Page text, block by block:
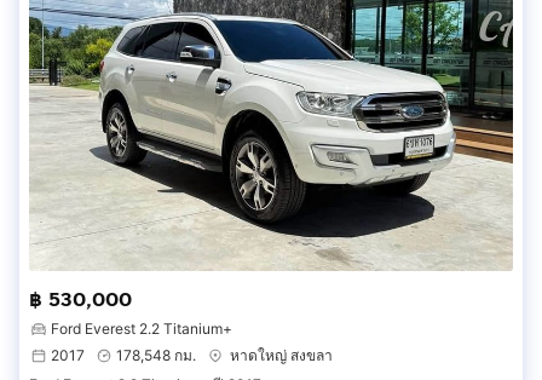
฿ 530,000
Ford Everest 2.2 Titanium+
2017
178,548 กม.
หาดใหญ่ สงขลา